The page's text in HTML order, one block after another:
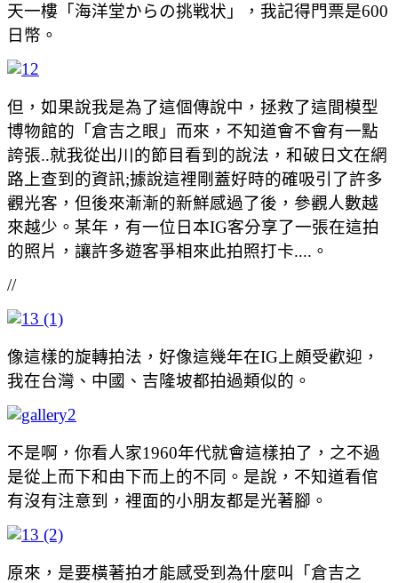
天一樓 「海洋堂からの挑戦状」，我記得門票是600
日幣。
但，如果說我是為了這個傳說中，拯救了這間模型
博物館的「倉吉之眼」而來，不知道會不會有一點
誇張..就我從出川的節目看到的說法，和破日文在網
路上查到的資訊;據說這裡剛蓋好時的確吸引了許多
觀光客，但後來漸漸的新鮮感過了後，參觀人數越
來越少。某年，有一位日本IG客分享了一張在這拍
的照片，讓許多遊客爭相來此拍照打卡....。
//
像這樣的旋轉拍法，好像這幾年在IG上頗受歡迎，
我在台灣、中國、吉隆坡都拍過類似的。
不是啊，你看人家1960年代就會這樣拍了，之不過
是從上而下和由下而上的不同。是說，不知道看倌
有沒有注意到，裡面的小朋友都是光著腳。
原來，是要橫著拍才能感受到為什麼叫「倉吉之